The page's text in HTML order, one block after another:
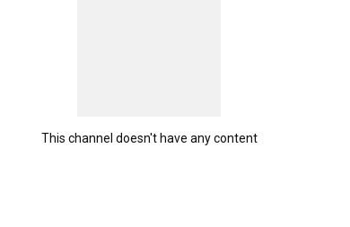
This channel doesn't have any content